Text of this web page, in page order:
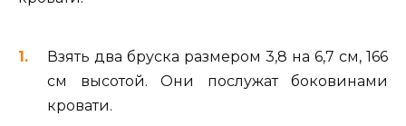
Взять два бруска размером 3,8 на 6,7 см, 166
см высотой. Они послужат боковинами
кровати.